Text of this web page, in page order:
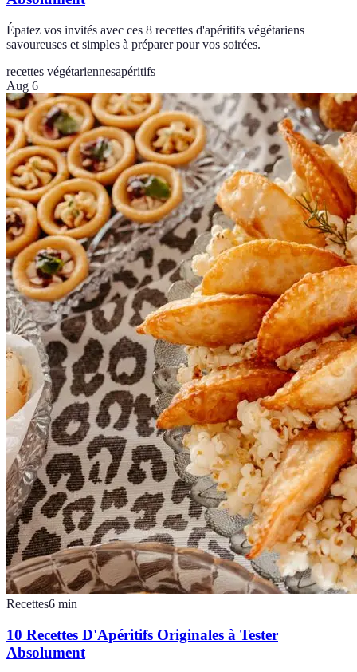
Épatez vos invités avec ces 8 recettes d'apéritifs végétariens
savoureuses et simples à préparer pour vos soirées.
recettes végétariennesapéritifs
Aug 6
Recettes6 min
10 Recettes D'Apéritifs Originales à Tester
Absolument